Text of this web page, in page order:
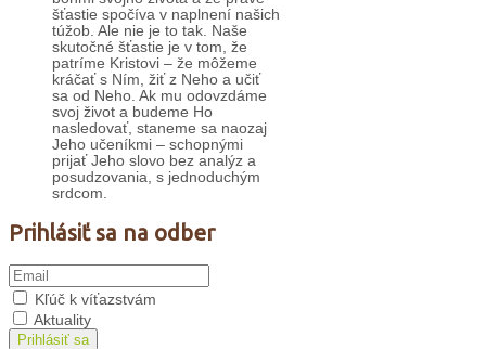
šťastie spočíva v naplnení našich
túžob. Ale nie je to tak. Naše
skutočné šťastie je v tom, že
patríme Kristovi – že môžeme
kráčať s Ním, žiť z Neho a učiť
sa od Neho. Ak mu odovzdáme
svoj život a budeme Ho
nasledovať, staneme sa naozaj
Jeho učeníkmi – schopnými
prijať Jeho slovo bez analýz a
posudzovania, s jednoduchým
srdcom.
Prihlásiť sa na odber
Kľúč k víťazstvám
Aktuality
Prihlásiť sa